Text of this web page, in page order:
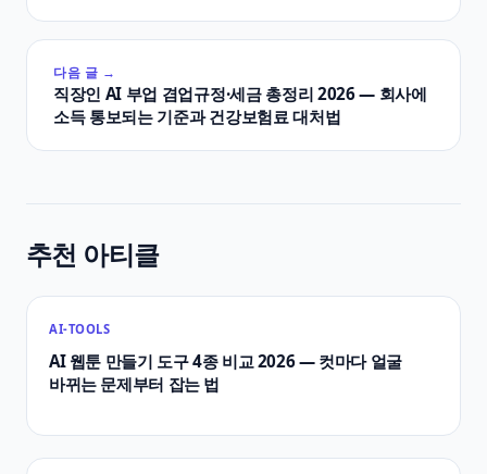
다음 글 →
직장인 AI 부업 겸업규정·세금 총정리 2026 — 회사에
소득 통보되는 기준과 건강보험료 대처법
추천 아티클
AI-TOOLS
AI 웹툰 만들기 도구 4종 비교 2026 — 컷마다 얼굴
바뀌는 문제부터 잡는 법